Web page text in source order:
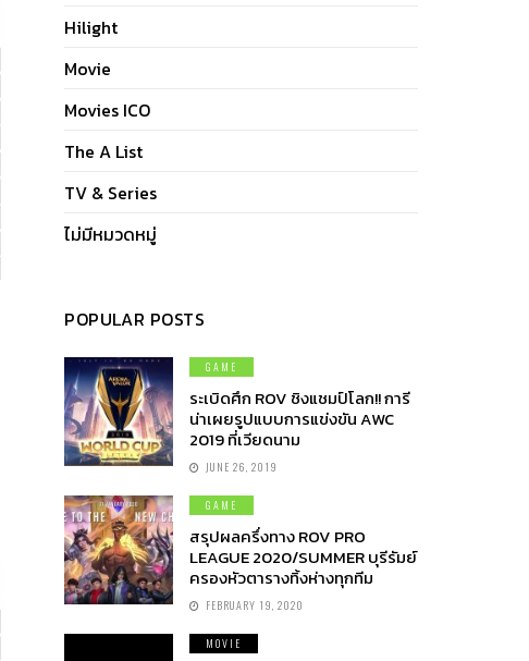
Hilight
Movie
Movies ICO
The A List
TV & Series
ไม่มีหมวดหมู่
POPULAR POSTS
GAME
ระเบิดศึก ROV ชิงแชมป์โลก!! การี
น่าเผยรูปแบบการแข่งขัน AWC
2019 ที่เวียดนาม
JUNE 26, 2019
GAME
สรุปผลครึ่งทาง ROV PRO
LEAGUE 2020/SUMMER บุรีรัมย์
ครองหัวตารางทิ้งห่างทุกทีม
FEBRUARY 19, 2020
MOVIE